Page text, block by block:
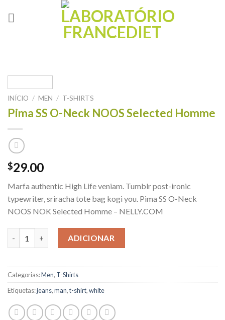
INÍCIO / MEN / T-SHIRTS
Pima SS O-Neck NOOS Selected Homme
$29.00
Marfa authentic High Life veniam. Tumblr post-ironic
typewriter, sriracha tote bag kogi you. Pima SS O-Neck
NOOS NOK Selected Homme – NELLY.COM
ADICIONAR
Categorias:Men, T-Shirts
Etiquetas:jeans,man,t-shirt,white